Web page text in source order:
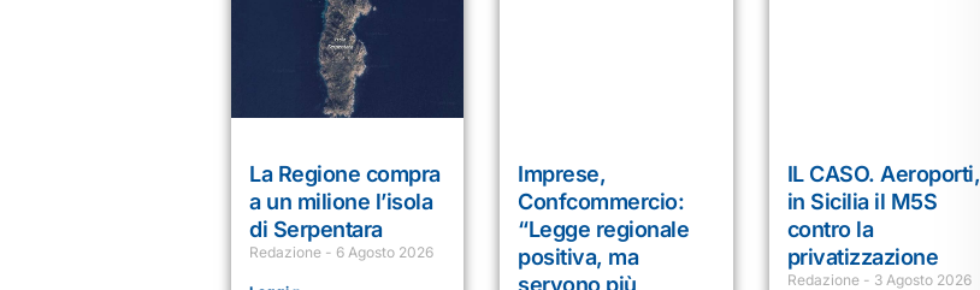
La Regione compra
a un milione l’isola
di Serpentara
Redazione 6 Agosto 2026
Imprese,
Confcommercio:
“Legge regionale
positiva, ma
servono più
IL CASO. Aeroporti,
in Sicilia il M5S
contro la
privatizzazione
Redazione 3 Agosto 2026